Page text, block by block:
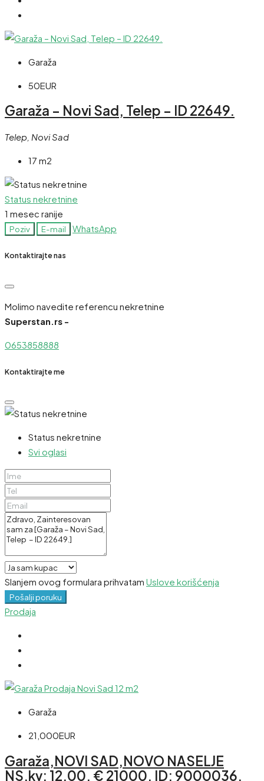
Garaža
50EUR
Garaža – Novi Sad, Telep – ID 22649.
Telep, Novi Sad
17 m2
Status nekretnine
1 mesec ranije
Poziv E-mail WhatsApp
Kontaktirajte nas
Molimo navedite referencu nekretnine
Superstan.rs -
0653858888
Kontaktirajte me
Status nekretnine
Svi oglasi
Slanjem ovog formulara prihvatam Uslove korišćenja
Pošalji poruku
Prodaja
Garaža
21,000EUR
Garaža,NOVI SAD,NOVO NASELJE
NS,kv: 12.00, € 21000, ID: 9000036.